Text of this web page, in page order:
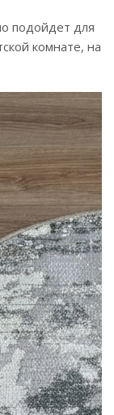
подойдет для
комнате, на